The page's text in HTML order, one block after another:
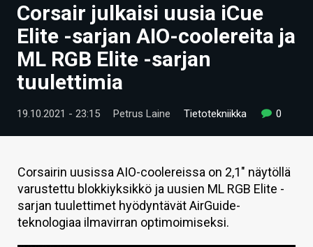
UUTISET
ARTIKKELIT
VIDEOT
TECHBBS
HINTA.FI
KAUPPA
VAIHDA TEEMA
Corsair julkaisi uusia iCue
Elite -sarjan AIO-coolereita ja
ML RGB Elite -sarjan
tuulettimia
19.10.2021 - 23:15 Petrus Laine Tietotekniikka 0
Corsairin uusissa AIO-coolereissa on 2,1" näytöllä
varustettu blokkiyksikkö ja uusien ML RGB Elite -
sarjan tuulettimet hyödyntävät AirGuide-
teknologiaa ilmavirran optimoimiseksi.